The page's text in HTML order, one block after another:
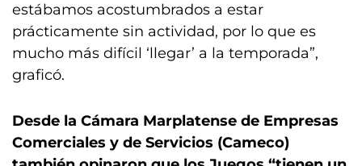
estábamos acostumbrados a estar
prácticamente sin actividad, por lo que es
mucho más difícil ‘llegar’ a la temporada”,
graficó.
Desde la Cámara Marplatense de Empresas
Comerciales y de Servicios (Cameco)